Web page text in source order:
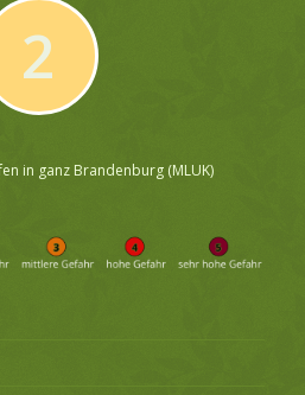
2
in ganz Brandenburg (MLUK)